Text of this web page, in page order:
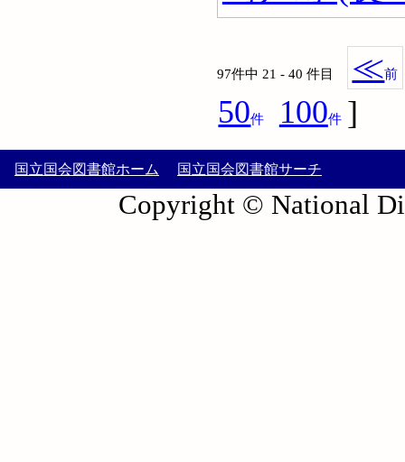
97件中 21 - 40 件目 ≪前
50件 100件 ]
国立国会図書館ホーム 国立国会図書館サーチ
Copyright © National